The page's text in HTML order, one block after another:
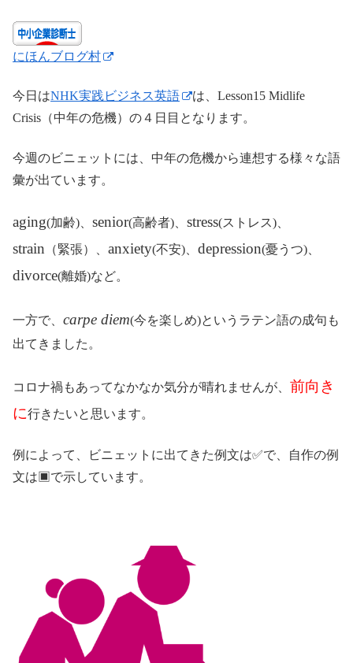
にほんブログ村
今日はNHK実践ビジネス英語
は、Lesson15 Midlife
Crisis（中年の危機）の４日目となります。
今週のビニェットには、中年の危機から連想する様々な語
彙が出ています。
aging(加齢)、 senior(高齢者)、 stress(ストレス)、
strain （緊張）、 anxiety(不安)、 depression(憂うつ)、
divorce(離婚)など。
一方で、 carpe diem(今を楽しめ)というラテン語の成句も
出てきました。
コロナ禍もあってなかなか気分が晴れませんが、 前向き
に行きたいと思います。
例によって、ビニェットに出てきた例文は✅で、自作の例
文は▣で示しています。